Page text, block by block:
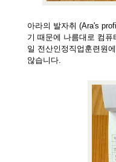
아라의 발자취 (Ara's
기 때문에 나름대로 컴
일 전산인정직업훈련원
않습니다.